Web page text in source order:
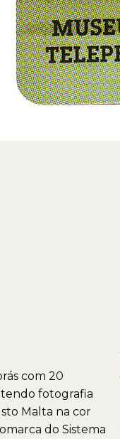
com 20
fotografia
Malta na cor
do Sistema